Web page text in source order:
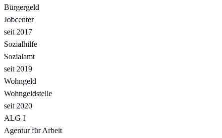
Bürgergeld
Jobcenter
seit 2017
Sozialhilfe
Sozialamt
seit 2019
Wohngeld
Wohngeldstelle
seit 2020
ALG I
Agentur für Arbeit